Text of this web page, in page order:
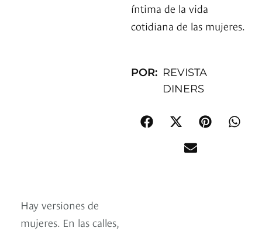
íntima de la vida
cotidiana de las mujeres.
POR: REVISTA
DINERS
Hay versiones de
mujeres. En las calles,